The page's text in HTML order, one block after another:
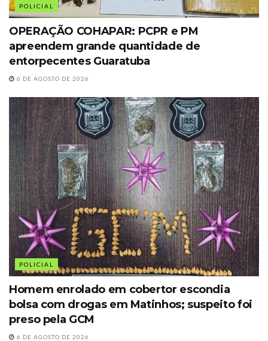
POLICIAL
OPERAÇÃO COHAPAR: PCPR e PM
apreendem grande quantidade de
entorpecentes Guaratuba
6 DE AGOSTO DE 2026
POLICIAL
Homem enrolado em cobertor escondia
bolsa com drogas em Matinhos; suspeito foi
preso pela GCM
6 DE AGOSTO DE 2026